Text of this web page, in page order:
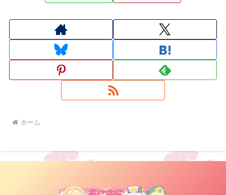
ホーム